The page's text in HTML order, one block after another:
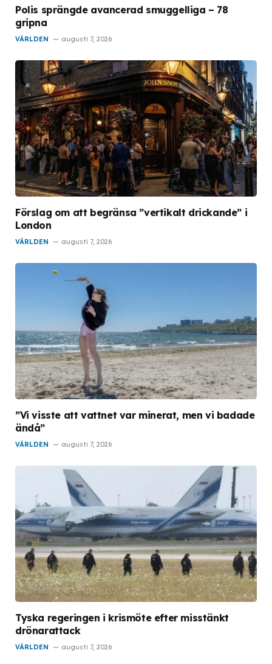
Polis sprängde avancerad smuggelliga – 78
gripna
VÄRLDEN augusti 7, 2026
Förslag om att begränsa ”vertikalt drickande” i
London
VÄRLDEN augusti 7, 2026
”Vi visste att vattnet var minerat, men vi badade
ändå”
VÄRLDEN augusti 7, 2026
Tyska regeringen i krismöte efter misstänkt
drönarattack
VÄRLDEN augusti 7, 2026